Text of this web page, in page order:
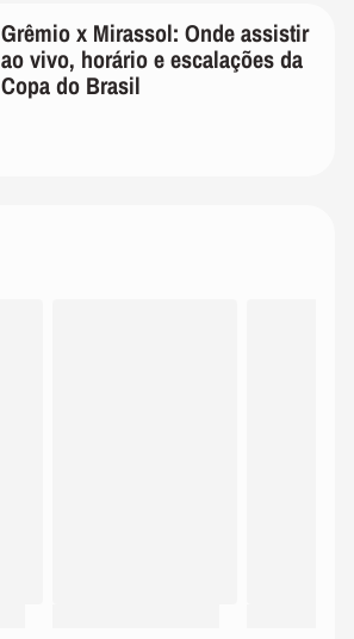
Grêmio x Mirassol: Onde assistir
ao vivo, horário e escalações da
Copa do Brasil